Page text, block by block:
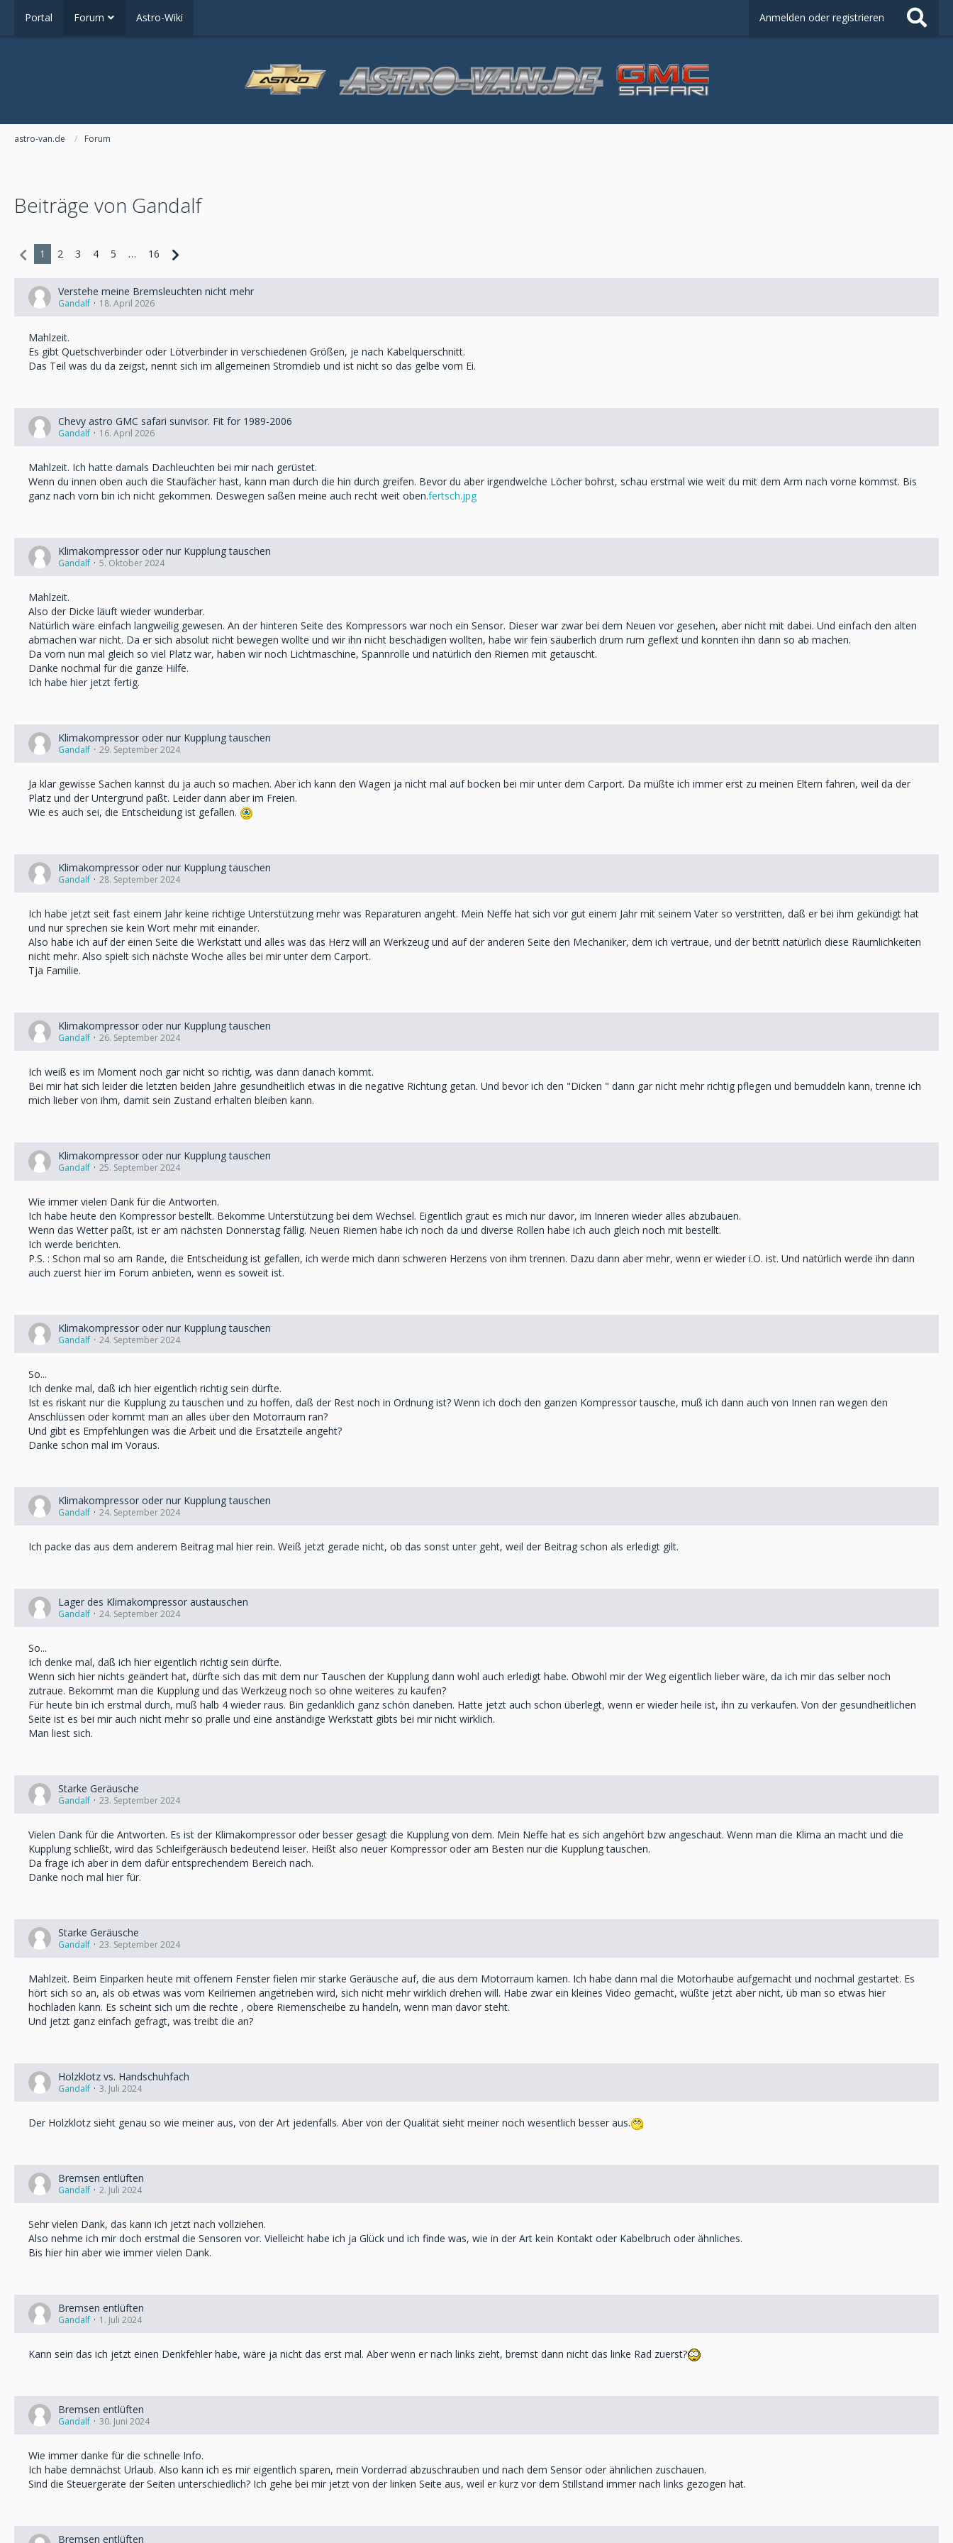
Portal Forum Astro-Wiki Anmelden oder registrieren
astro-van.de Forum
Beiträge von Gandalf
1 2 3 4 5 … 16
Verstehe meine Bremsleuchten nicht mehr
Gandalf 18. April 2026
Mahlzeit.
Es gibt Quetschverbinder oder Lötverbinder in verschiedenen Größen, je nach Kabelquerschnitt.
Das Teil was du da zeigst, nennt sich im allgemeinen Stromdieb und ist nicht so das gelbe vom Ei.
Chevy astro GMC safari sunvisor. Fit for 1989-2006
Gandalf 16. April 2026
Mahlzeit. Ich hatte damals Dachleuchten bei mir nach gerüstet.
Wenn du innen oben auch die Staufächer hast, kann man durch die hin durch greifen. Bevor du aber irgendwelche Löcher bohrst, schau erstmal wie weit du mit dem Arm nach vorne kommst. Bis
ganz nach vorn bin ich nicht gekommen. Deswegen saßen meine auch recht weit oben.fertsch.jpg
Klimakompressor oder nur Kupplung tauschen
Gandalf 5. Oktober 2024
Mahlzeit.
Also der Dicke läuft wieder wunderbar.
Natürlich wäre einfach langweilig gewesen. An der hinteren Seite des Kompressors war noch ein Sensor. Dieser war zwar bei dem Neuen vor gesehen, aber nicht mit dabei. Und einfach den alten
abmachen war nicht. Da er sich absolut nicht bewegen wollte und wir ihn nicht beschädigen wollten, habe wir fein säuberlich drum rum geflext und konnten ihn dann so ab machen.
Da vorn nun mal gleich so viel Platz war, haben wir noch Lichtmaschine, Spannrolle und natürlich den Riemen mit getauscht.
Danke nochmal für die ganze Hilfe.
Ich habe hier jetzt fertig.
Klimakompressor oder nur Kupplung tauschen
Gandalf 29. September 2024
Ja klar gewisse Sachen kannst du ja auch so machen. Aber ich kann den Wagen ja nicht mal auf bocken bei mir unter dem Carport. Da müßte ich immer erst zu meinen Eltern fahren, weil da der
Platz und der Untergrund paßt. Leider dann aber im Freien.
Wie es auch sei, die Entscheidung ist gefallen.
Klimakompressor oder nur Kupplung tauschen
Gandalf 28. September 2024
Ich habe jetzt seit fast einem Jahr keine richtige Unterstützung mehr was Reparaturen angeht. Mein Neffe hat sich vor gut einem Jahr mit seinem Vater so verstritten, daß er bei ihm gekündigt hat
und nur sprechen sie kein Wort mehr mit einander.
Also habe ich auf der einen Seite die Werkstatt und alles was das Herz will an Werkzeug und auf der anderen Seite den Mechaniker, dem ich vertraue, und der betritt natürlich diese Räumlichkeiten
nicht mehr. Also spielt sich nächste Woche alles bei mir unter dem Carport.
Tja Familie.
Klimakompressor oder nur Kupplung tauschen
Gandalf 26. September 2024
Ich weiß es im Moment noch gar nicht so richtig, was dann danach kommt.
Bei mir hat sich leider die letzten beiden Jahre gesundheitlich etwas in die negative Richtung getan. Und bevor ich den "Dicken " dann gar nicht mehr richtig pflegen und bemuddeln kann, trenne ich
mich lieber von ihm, damit sein Zustand erhalten bleiben kann.
Klimakompressor oder nur Kupplung tauschen
Gandalf 25. September 2024
Wie immer vielen Dank für die Antworten.
Ich habe heute den Kompressor bestellt. Bekomme Unterstützung bei dem Wechsel. Eigentlich graut es mich nur davor, im Inneren wieder alles abzubauen.
Wenn das Wetter paßt, ist er am nächsten Donnerstag fällig. Neuen Riemen habe ich noch da und diverse Rollen habe ich auch gleich noch mit bestellt.
Ich werde berichten.
P.S. : Schon mal so am Rande, die Entscheidung ist gefallen, ich werde mich dann schweren Herzens von ihm trennen. Dazu dann aber mehr, wenn er wieder i.O. ist. Und natürlich werde ihn dann
auch zuerst hier im Forum anbieten, wenn es soweit ist.
Klimakompressor oder nur Kupplung tauschen
Gandalf 24. September 2024
So...
Ich denke mal, daß ich hier eigentlich richtig sein dürfte.
Ist es riskant nur die Kupplung zu tauschen und zu hoffen, daß der Rest noch in Ordnung ist? Wenn ich doch den ganzen Kompressor tausche, muß ich dann auch von Innen ran wegen den
Anschlüssen oder kommt man an alles über den Motorraum ran?
Und gibt es Empfehlungen was die Arbeit und die Ersatzteile angeht?
Danke schon mal im Voraus.
Klimakompressor oder nur Kupplung tauschen
Gandalf 24. September 2024
Ich packe das aus dem anderem Beitrag mal hier rein. Weiß jetzt gerade nicht, ob das sonst unter geht, weil der Beitrag schon als erledigt gilt.
Lager des Klimakompressor austauschen
Gandalf 24. September 2024
So...
Ich denke mal, daß ich hier eigentlich richtig sein dürfte.
Wenn sich hier nichts geändert hat, dürfte sich das mit dem nur Tauschen der Kupplung dann wohl auch erledigt habe. Obwohl mir der Weg eigentlich lieber wäre, da ich mir das selber noch
zutraue. Bekommt man die Kupplung und das Werkzeug noch so ohne weiteres zu kaufen?
Für heute bin ich erstmal durch, muß halb 4 wieder raus. Bin gedanklich ganz schön daneben. Hatte jetzt auch schon überlegt, wenn er wieder heile ist, ihn zu verkaufen. Von der gesundheitlichen
Seite ist es bei mir auch nicht mehr so pralle und eine anständige Werkstatt gibts bei mir nicht wirklich.
Man liest sich.
Starke Geräusche
Gandalf 23. September 2024
Vielen Dank für die Antworten. Es ist der Klimakompressor oder besser gesagt die Kupplung von dem. Mein Neffe hat es sich angehört bzw angeschaut. Wenn man die Klima an macht und die
Kupplung schließt, wird das Schleifgeräusch bedeutend leiser. Heißt also neuer Kompressor oder am Besten nur die Kupplung tauschen.
Da frage ich aber in dem dafür entsprechendem Bereich nach.
Danke noch mal hier für.
Starke Geräusche
Gandalf 23. September 2024
Mahlzeit. Beim Einparken heute mit offenem Fenster fielen mir starke Geräusche auf, die aus dem Motorraum kamen. Ich habe dann mal die Motorhaube aufgemacht und nochmal gestartet. Es
hört sich so an, als ob etwas was vom Keilriemen angetrieben wird, sich nicht mehr wirklich drehen will. Habe zwar ein kleines Video gemacht, wüßte jetzt aber nicht, üb man so etwas hier
hochladen kann. Es scheint sich um die rechte , obere Riemenscheibe zu handeln, wenn man davor steht.
Und jetzt ganz einfach gefragt, was treibt die an?
Holzklotz vs. Handschuhfach
Gandalf 3. Juli 2024
Der Holzklotz sieht genau so wie meiner aus, von der Art jedenfalls. Aber von der Qualität sieht meiner noch wesentlich besser aus.
Bremsen entlüften
Gandalf 2. Juli 2024
Sehr vielen Dank, das kann ich jetzt nach vollziehen.
Also nehme ich mir doch erstmal die Sensoren vor. Vielleicht habe ich ja Glück und ich finde was, wie in der Art kein Kontakt oder Kabelbruch oder ähnliches.
Bis hier hin aber wie immer vielen Dank.
Bremsen entlüften
Gandalf 1. Juli 2024
Kann sein das ich jetzt einen Denkfehler habe, wäre ja nicht das erst mal. Aber wenn er nach links zieht, bremst dann nicht das linke Rad zuerst?
Bremsen entlüften
Gandalf 30. Juni 2024
Wie immer danke für die schnelle Info.
Ich habe demnächst Urlaub. Also kann ich es mir eigentlich sparen, mein Vorderrad abzuschrauben und nach dem Sensor oder ähnlichen zuschauen.
Sind die Steuergeräte der Seiten unterschiedlich? Ich gehe bei mir jetzt von der linken Seite aus, weil er kurz vor dem Stillstand immer nach links gezogen hat.
Bremsen entlüften